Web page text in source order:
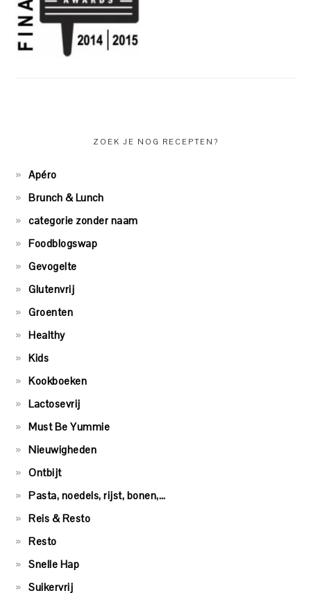
ZOEK JE NOG RECEPTEN?
Apéro
Brunch & Lunch
categorie zonder naam
Foodblogswap
Gevogelte
Glutenvrij
Groenten
Healthy
Kids
Kookboeken
Lactosevrij
Must Be Yummie
Nieuwigheden
Ontbijt
Pasta, noedels, rijst, bonen,…
Reis & Resto
Resto
Snelle Hap
Suikervrij